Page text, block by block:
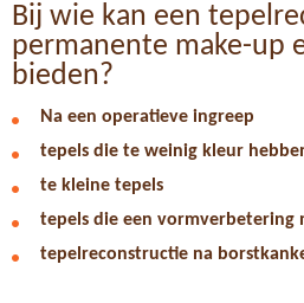
Bij wie kan een
permanente make-up
bieden?
Na een operatieve ingreep
tepels die te weinig kleur
te kleine tepels
tepels die een vormverbetering
tepelreconstructie na